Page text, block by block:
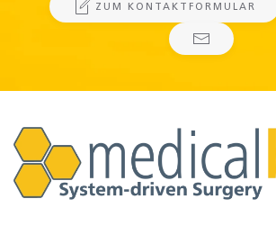
ZUM KONTAKTFORMULAR